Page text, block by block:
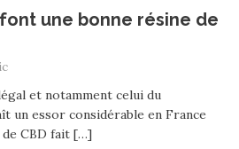
une bonne résine de
et notamment celui du
un essor considérable en France
CBD fait […]